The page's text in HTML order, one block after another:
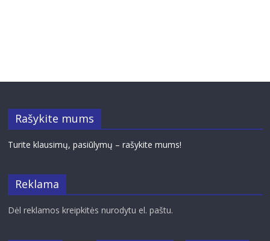
Rašykite mums
Turite klausimų, pasiūlymų – rašykite mums!
Reklama
Dėl reklamos kreipkitės nurodytu el. paštu.